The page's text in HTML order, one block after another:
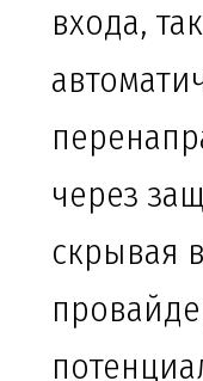
входа,
через
скрывая